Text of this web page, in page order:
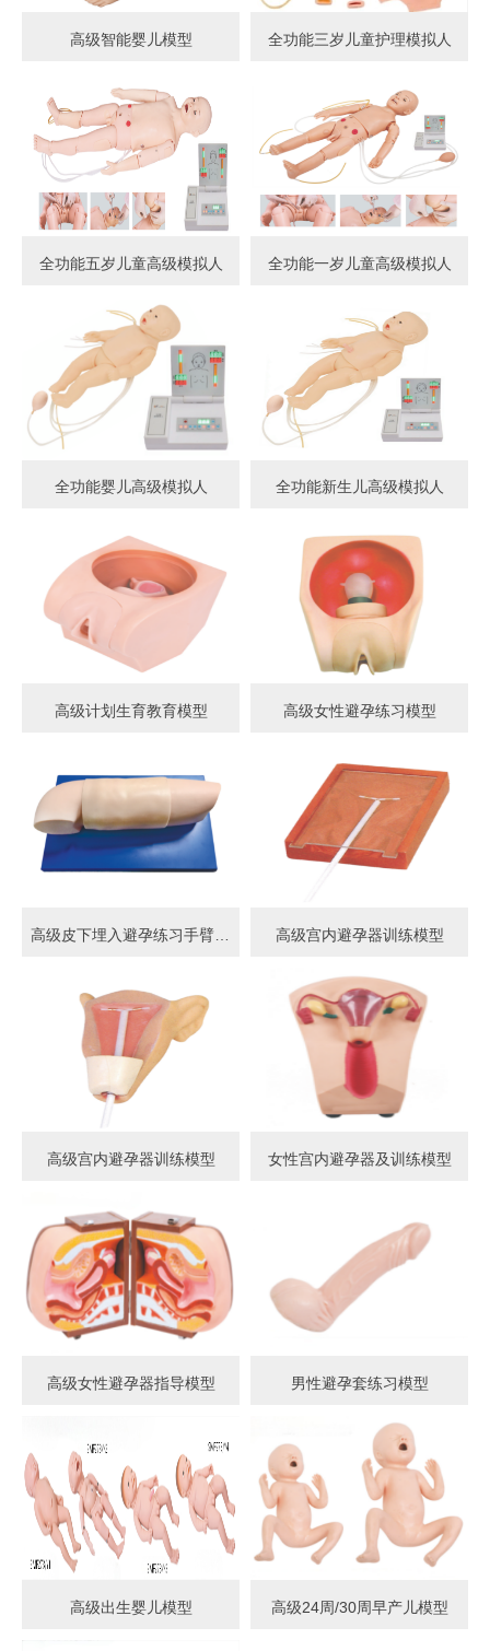
高级智能婴儿模型 全功能三岁儿童护理模拟人
全功能五岁儿童高级模拟人 全功能一岁儿童高级模拟人
全功能婴儿高级模拟人 全功能新生儿高级模拟人
高级计划生育教育模型 高级女性避孕练习模型
高级皮下埋入避孕练习手臂模型 高级宫内避孕器训练模型
高级宫内避孕器训练模型 女性宫内避孕器及训练模型
高级女性避孕器指导模型 男性避孕套练习模型
高级出生婴儿模型 高级24周/30周早产儿模型